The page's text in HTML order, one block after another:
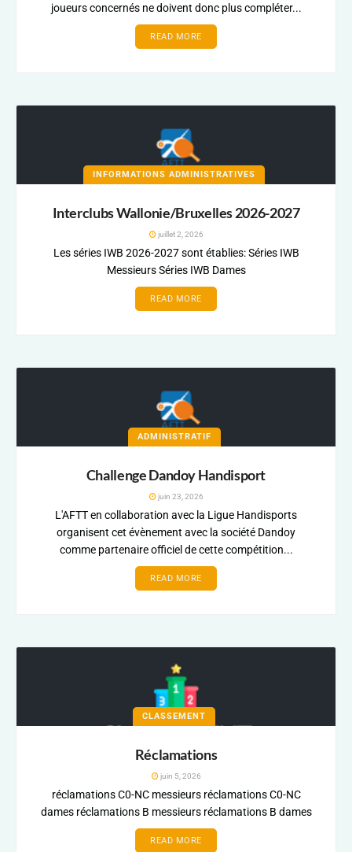
joueurs concernés ne doivent donc plus compléter...
READ MORE
INFORMATIONS ADMINISTRATIVES
Interclubs Wallonie/Bruxelles 2026-2027
juillet 2, 2026
Les séries IWB 2026-2027 sont établies: Séries IWB
Messieurs Séries IWB Dames
READ MORE
ADMINISTRATIF
Challenge Dandoy Handisport
juin 23, 2026
L'AFTT en collaboration avec la Ligue Handisports
organisent cet évènement avec la société Dandoy
comme partenaire officiel de cette compétition...
READ MORE
CLASSEMENT
Réclamations
juin 5, 2026
réclamations C0-NC messieurs réclamations C0-NC
dames réclamations B messieurs réclamations B dames
READ MORE